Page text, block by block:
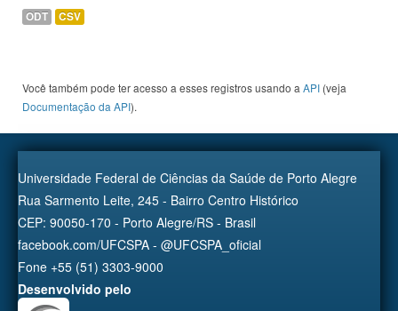
ODT CSV
Você também pode ter acesso a esses registros usando a API (veja
Documentação da API).
Universidade Federal de Ciências da Saúde de Porto Alegre
Rua Sarmento Leite, 245 - Bairro Centro Histórico
CEP: 90050-170 - Porto Alegre/RS - Brasil
facebook.com/UFCSPA - @UFCSPA_oficial
Fone +55 (51) 3303-9000
Desenvolvido pelo